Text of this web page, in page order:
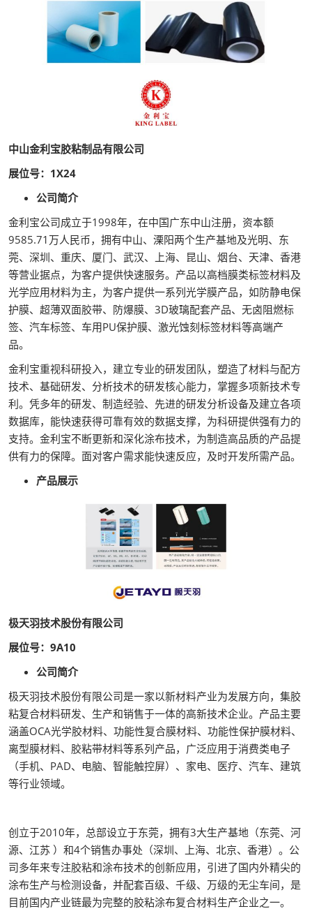
中山金利宝胶粘制品有限公司
展位号：1X24
公司简介
金利宝公司成立于1998年，在中国广东中山注册，资本额
9585.71万人民币，拥有中山、溧阳两个生产基地及光明、东
莞、深圳、重庆、厦门、武汉、上海、昆山、烟台、天津、香港
等营业据点，为客户提供快速服务。产品以高档膜类标签材料及
光学应用材料为主，为客户提供一系列光学膜产品，如防静电保
护膜、超薄双面胶带、防爆膜、3D玻璃配套产品、无卤阻燃标
签、汽车标签、车用PU保护膜、激光蚀刻标签材料等高端产
品。
金利宝重视科研投入，建立专业的研发团队，塑造了材料与配方
技术、基础研发、分析技术的研发核心能力，掌握多项新技术专
利。凭多年的研发、制造经验、先进的研发分析设备及建立各项
数据库，能快速获得可靠有效的数据支撑，为科研提供强有力的
支持。金利宝不断更新和深化涂布技术，为制造高品质的产品提
供有力的保障。面对客户需求能快速反应，及时开发所需产品。
产品展示
极天羽技术股份有限公司
展位号：9A10
公司简介
极天羽技术股份有限公司是一家以新材料产业为发展方向，集胶
粘复合材料研发、生产和销售于一体的高新技术企业。产品主要
涵盖OCA光学胶材料、功能性复合膜材料、功能性保护膜材料、
离型膜材料、胶粘带材料等系列产品，广泛应用于消费类电子
（手机、PAD、电脑、智能触控屏）、家电、医疗、汽车、建筑
等行业领域。
创立于2010年，总部设立于东莞，拥有3大生产基地（东莞、河
源、江苏 ）和4个销售办事处（深圳、上海、北京、香港）。公
司多年来专注胶粘和涂布技术的创新应用，引进了国内外精尖的
涂布生产与检测设备，并配套百级、千级、万级的无尘车间，是
目前国内产业链最为完整的胶粘涂布复合材料生产企业之一。